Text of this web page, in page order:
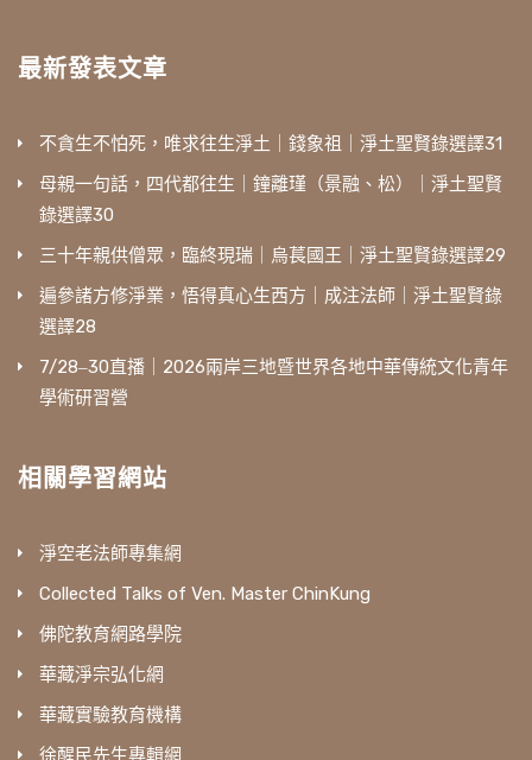
最新發表文章
不貪生不怕死，唯求往生淨土｜錢象祖｜淨土聖賢錄選譯31
母親一句話，四代都往生｜鐘離瑾（景融、松）｜淨土聖賢
錄選譯30
三十年親供僧眾，臨終現瑞｜烏萇國王｜淨土聖賢錄選譯29
遍參諸方修淨業，悟得真心生西方｜成注法師｜淨土聖賢錄
選譯28
7/28‒30直播｜2026兩岸三地暨世界各地中華傳統文化青年
學術研習營
相關學習網站
淨空老法師專集網
Collected Talks of Ven. Master ChinKung
佛陀教育網路學院
華藏淨宗弘化網
華藏實驗教育機構
徐醒民先生專輯網